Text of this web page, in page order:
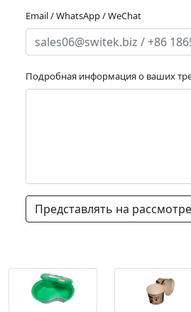
Email / WhatsApp / WeChat
Подробная информация о ваших
Представлять на